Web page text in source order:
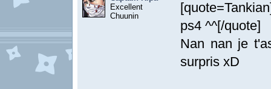
Excellent
Chuunin
ps4 ^^[/quote]
Nan nan je
surpris xD